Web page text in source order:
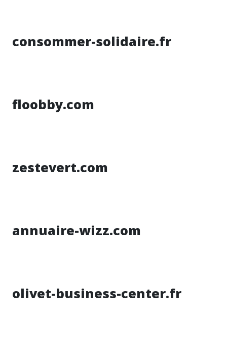
consommer-solidaire.fr
floobby.com
zestevert.com
annuaire-wizz.com
olivet-business-center.fr